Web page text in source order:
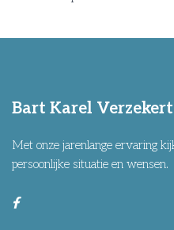
Bart Karel Verzekert
Met onze jarenlange ervaring
persoonlijke situatie en wensen.